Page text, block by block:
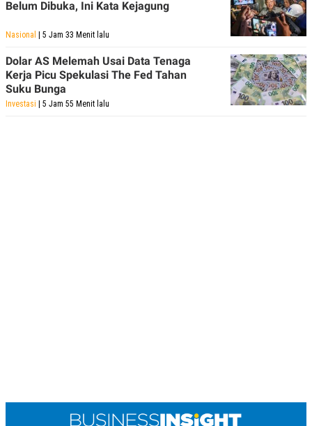
Belum Dibuka, Ini Kata Kejagung
Nasional | 5 Jam 33 Menit lalu
Dolar AS Melemah Usai Data Tenaga
Kerja Picu Spekulasi The Fed Tahan
Suku Bunga
Investasi | 5 Jam 55 Menit lalu